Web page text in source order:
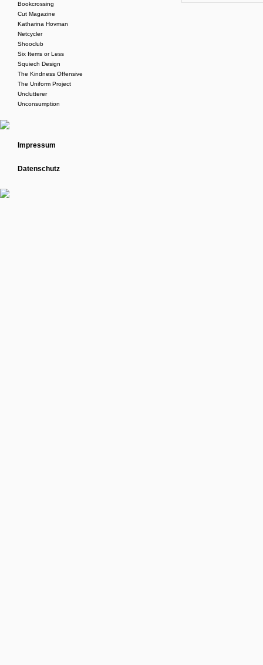
Bookcrossing
Cut Magazine
Katharina Hovman
Netcycler
Shooclub
Six Items or Less
Squiech Design
The Kindness Offensive
The Uniform Project
Unclutterer
Unconsumption
Impressum
Datenschutz